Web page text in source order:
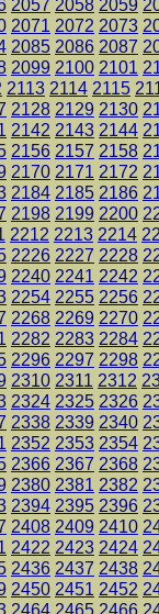
2057 2058 2059
2071 2072 2073
2085 2086 2087
2099 2100 2101
2113 2114 2115
2128 2129 2130
2142 2143 2144
2156 2157 2158
2170 2171 2172
2184 2185 2186
2198 2199 2200
2212 2213 2214
2226 2227 2228
2240 2241 2242
2254 2255 2256
2268 2269 2270
2282 2283 2284
2296 2297 2298
2310 2311 2312
2324 2325 2326
2338 2339 2340
2352 2353 2354
2366 2367 2368
2380 2381 2382
2394 2395 2396
2408 2409 2410
2422 2423 2424
2436 2437 2438
2450 2451 2452
2464 2465 2466